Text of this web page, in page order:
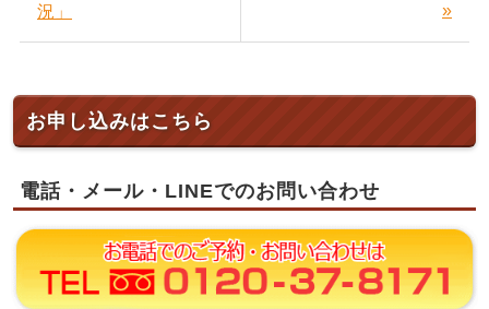
況」
»
お申し込みはこちら
電話・メール・LINEでのお問い合わせ